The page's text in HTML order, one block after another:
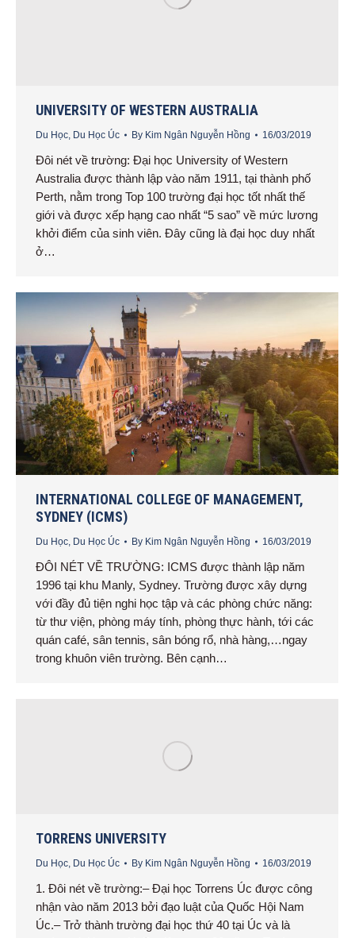
UNIVERSITY OF WESTERN AUSTRALIA
Du Học, Du Học Úc By Kim Ngân Nguyễn Hồng 16/03/2019
Đôi nét về trường: Đại học University of Western
Australia được thành lập vào năm 1911, tại thành phố
Perth, nằm trong Top 100 trường đại học tốt nhất thế
giới và được xếp hạng cao nhất “5 sao” về mức lương
khởi điểm của sinh viên. Đây cũng là đại học duy nhất
ở…
INTERNATIONAL COLLEGE OF MANAGEMENT,
SYDNEY (ICMS)
Du Học, Du Học Úc By Kim Ngân Nguyễn Hồng 16/03/2019
ĐÔI NÉT VỀ TRƯỜNG: ICMS được thành lập năm
1996 tại khu Manly, Sydney. Trường được xây dựng
với đầy đủ tiện nghi học tập và các phòng chức năng:
từ thư viện, phòng máy tính, phòng thực hành, tới các
quán café, sân tennis, sân bóng rổ, nhà hàng,…ngay
trong khuôn viên trường. Bên cạnh…
TORRENS UNIVERSITY
Du Học, Du Học Úc By Kim Ngân Nguyễn Hồng 16/03/2019
1. Đôi nét về trường:– Đại học Torrens Úc được công
nhận vào năm 2013 bởi đạo luật của Quốc Hội Nam
Úc.– Trở thành trường đại học thứ 40 tại Úc và là